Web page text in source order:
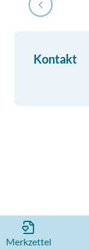
Kontakt
Merkzettel